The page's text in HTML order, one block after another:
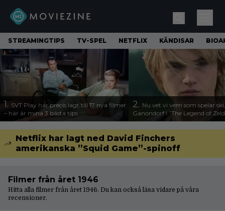
STREAMINGTIPS TV-SPEL NETFLIX KÄNDISAR
1. SVT Play har precis lagt till 17 nya filmer
– här är mina 3 bästa tips
2. Nu vet vi vem som spelar
Ganondorf i ”The Legend of
Netflix har lagt ned David Finchers
amerikanska ”Squid Game”-spinoff
Filmer från året 1946
Hitta alla filmer från året 1946. Du kan också läsa vidare på våra
recensioner.